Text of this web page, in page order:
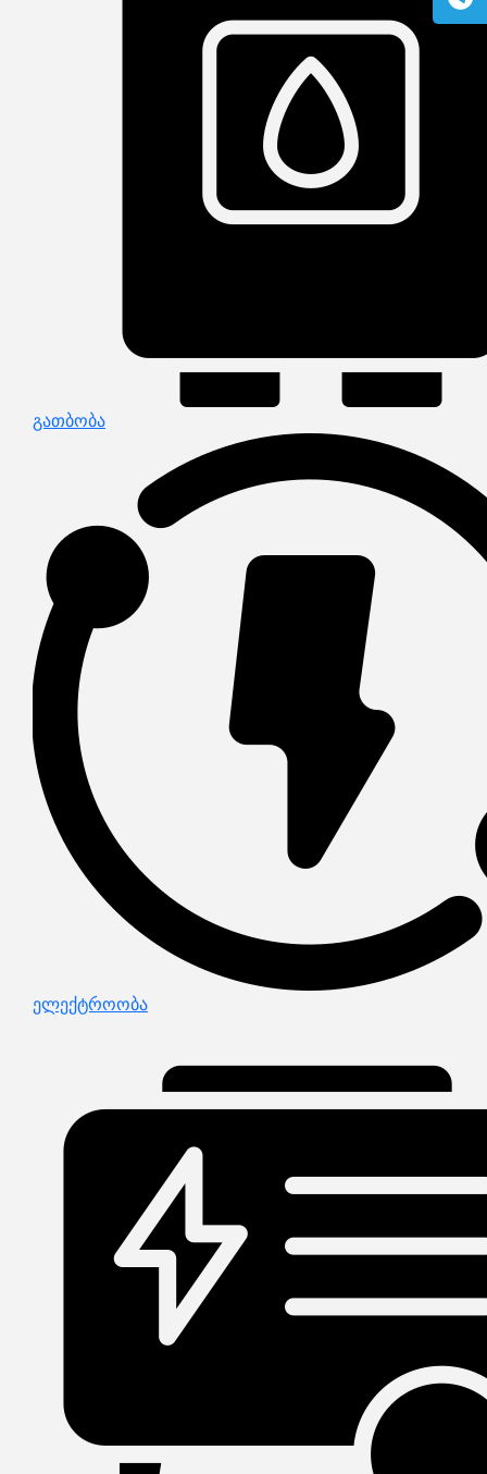
გათბობის სისტემის მაკომპლექტებლები
ავარიული ციმციმები ხმოვანი ზარები
დენისა და ძაბვის მექანიზმები
სადენის არხები და აქსესუარები
ელექტრო სადენის დოლურა
ელექტრო საკომუნიკაციო სადენები
მწერების საკლავი და სათადარიგო ნათურები
სადენის საკონტაქტო ელემენტი ჯგუფი
ტუმბოები და აქსესუარები
ელექტრო კარადები
ძაბვის რეგულატორი და სათადარიგო ნაწილები
ელექტრო სამონტაჟო ხელსაწყოები
საკანალიზაციო მილები და ფიტინგები
გათბობა
ელექტროობა